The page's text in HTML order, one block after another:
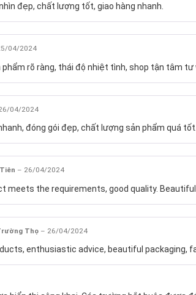
đẹp, chất lượng tốt, giao hàng nhanh.
04/2024
phẩm rõ ràng, thái độ nhiệt tình, shop tận tâm tư
04/2024
đóng gói đẹp, chất lượng sản phẩm quá tốt.
– 26/04/2024
meets the requirements, good quality. Beautiful
Thọ – 26/04/2024
enthusiastic advice, beautiful packaging,